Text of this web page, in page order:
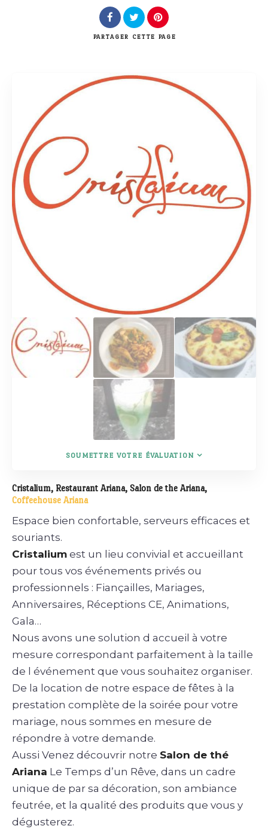
Rechercher
PARTAGER CETTE PAGE
SOUMETTRE VOTRE ÉVALUATION
Cristalium, Restaurant Ariana, Salon de the Ariana,
Coffeehouse Ariana
Espace bien confortable, serveurs efficaces et
souriants.
Cristalium est un lieu convivial et accueillant
pour tous vos événements privés ou
professionnels : Fiançailles, Mariages,
Anniversaires, Réceptions CE, Animations,
Gala…
Nous avons une solution d accueil à votre
mesure correspondant parfaitement à la taille
de l événement que vous souhaitez organiser.
De la location de notre espace de fêtes à la
prestation complète de la soirée pour votre
mariage, nous sommes en mesure de
répondre à votre demande.
Aussi Venez découvrir notre Salon de thé
Ariana Le Temps d’un Rêve, dans un cadre
unique de par sa décoration, son ambiance
feutrée, et la qualité des produits que vous y
dégusterez.